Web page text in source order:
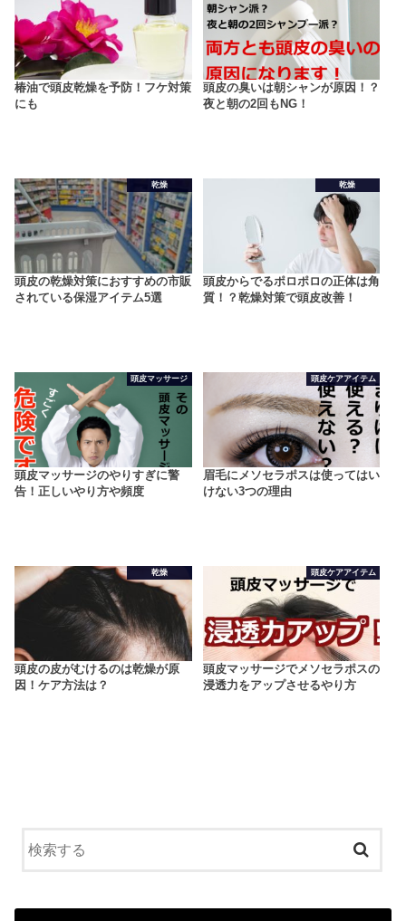
椿油で頭皮乾燥を予防！フケ対策
にも
頭皮の臭いは朝シャンが原因！？
夜と朝の2回もNG！
乾燥
頭皮の乾燥対策におすすめの市販
されている保湿アイテム5選
乾燥
頭皮からでるポロポロの正体は角
質！？乾燥対策で頭皮改善！
頭皮マッサージ
頭皮マッサージのやりすぎに警
告！正しいやり方や頻度
頭皮ケアアイテム
眉毛にメソセラポスは使ってはい
けない3つの理由
乾燥
頭皮の皮がむけるのは乾燥が原
因！ケア方法は？
頭皮ケアアイテム
頭皮マッサージでメソセラポスの
浸透力をアップさせるやり方